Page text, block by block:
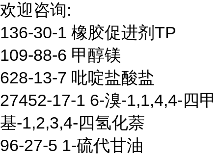
欢迎咨询:
136-30-1 橡胶促进剂TP
109-88-6 甲醇镁
628-13-7 吡啶盐酸盐
27452-17-1 6-溴-1,1,4,4-四甲
基-1,2,3,4-四氢化萘
96-27-5 1-硫代甘油